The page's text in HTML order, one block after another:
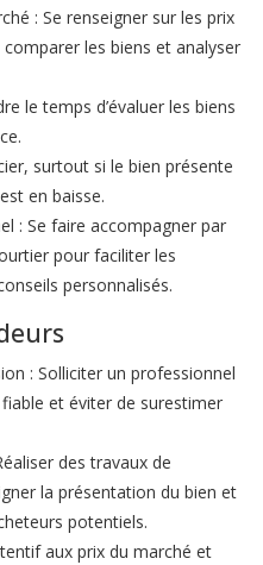
: Se renseigner sur les prix
les biens et analyser
le temps d’évaluer les biens
surtout si le bien présente
en baisse.
: Se faire accompagner par
pour faciliter les
personnalisés.
: Solliciter un professionnel
et éviter de surestimer
des travaux de
la présentation du bien et
potentiels.
aux prix du marché et